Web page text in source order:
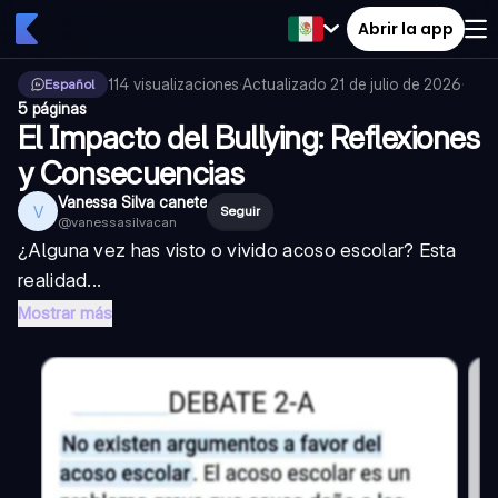
Abrir la app
Español 114 visualizaciones·Actualizado 21 de julio de 2026·
5 páginas
El Impacto del Bullying: Reflexiones
y Consecuencias
V Vanessa Silva canete
@vanessasilvacan
Seguir
¿Alguna vez has visto o vivido acoso escolar? Esta
realidad...
Mostrar más